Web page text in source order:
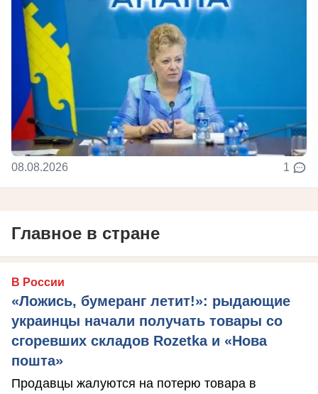
08.08.2026 1
Главное в стране
В России
«Ложись, бумеранг летит!»: рыдающие
украинцы начали получать товары со
сгоревших складов Rozetka и «Нова
пошта»
Продавцы жалуются на потерю товара в